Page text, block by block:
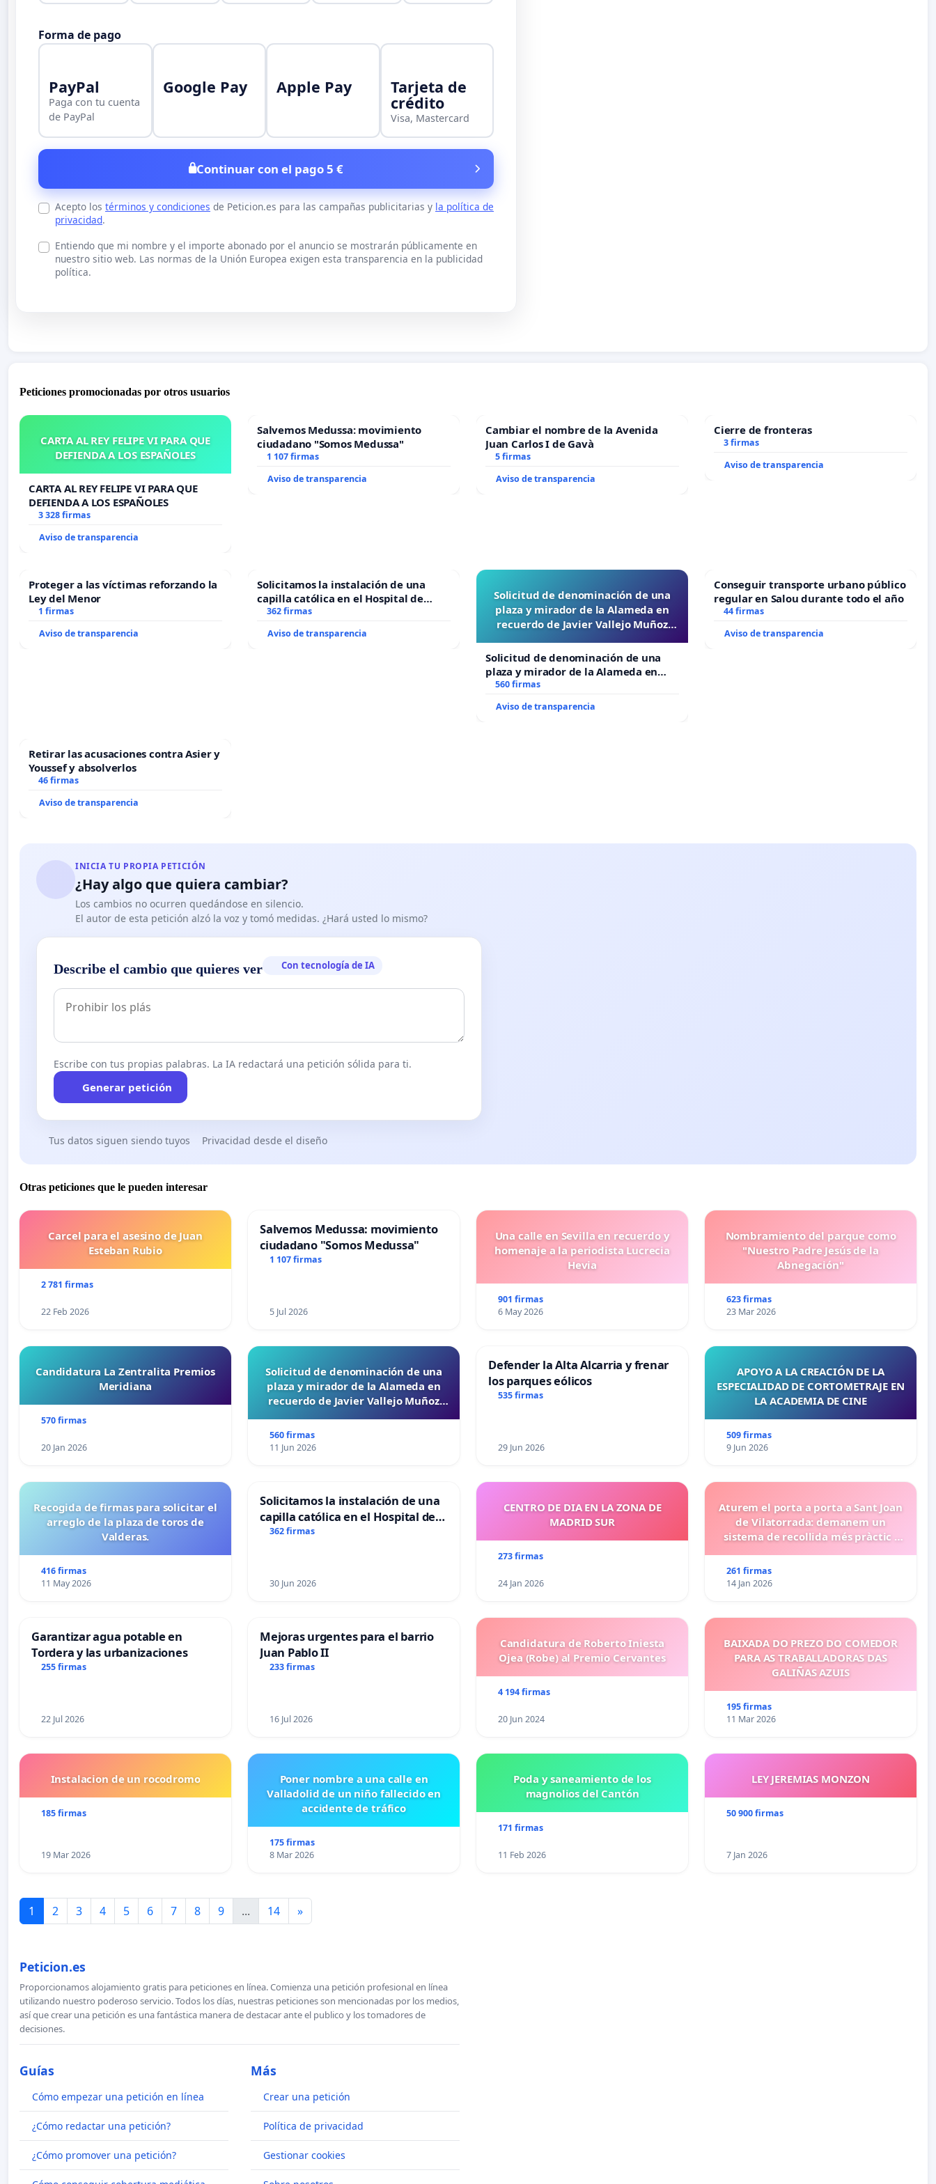
Forma de pago
PayPal
Paga con tu cuenta
de PayPal
Google Pay Apple Pay Tarjeta de
crédito
Visa, Mastercard
Continuar con el pago 5 €
Acepto los términos y condiciones de Peticion.es para las campañas publicitarias y la política de
privacidad.
Entiendo que mi nombre y el importe abonado por el anuncio se mostrarán públicamente en
nuestro sitio web. Las normas de la Unión Europea exigen esta transparencia en la publicidad
política.
Peticiones promocionadas por otros usuarios
CARTA AL REY FELIPE VI PARA QUE
DEFIENDA A LOS ESPAÑOLES
CARTA AL REY FELIPE VI PARA QUE
DEFIENDA A LOS ESPAÑOLES
3 328 firmas
Aviso de transparencia
Salvemos Medussa: movimiento
ciudadano "Somos Medussa"
1 107 firmas
Aviso de transparencia
Cambiar el nombre de la Avenida
Juan Carlos I de Gavà
5 firmas
Aviso de transparencia
Cierre de fronteras
3 firmas
Aviso de transparencia
Proteger a las víctimas reforzando la
Ley del Menor
1 firmas
Aviso de transparencia
Solicitamos la instalación de una
capilla católica en el Hospital de
Alcañiz
362 firmas
Aviso de transparencia
Solicitud de denominación de una
plaza y mirador de la Alameda en
recuerdo de Javier Vallejo Muñoz
Solicitud de denominación de una
plaza y mirador de la Alameda en
recuerdo de Javier Vallejo Muñoz
560 firmas
Aviso de transparencia
Conseguir transporte urbano público
regular en Salou durante todo el año
44 firmas
Aviso de transparencia
Retirar las acusaciones contra Asier y
Youssef y absolverlos
46 firmas
Aviso de transparencia
INICIA TU PROPIA PETICIÓN
¿Hay algo que quiera cambiar?
Los cambios no ocurren quedándose en silencio.
El autor de esta petición alzó la voz y tomó medidas. ¿Hará usted lo mismo?
Describe el cambio que quieres ver Con tecnología de IA
Escribe con tus propias palabras. La IA redactará una petición sólida para ti.
Generar petición
Tus datos siguen siendo tuyos Privacidad desde el diseño
Otras peticiones que le pueden interesar
Carcel para el asesino de Juan
Esteban Rubio
2 781 firmas
22 Feb 2026
Salvemos Medussa: movimiento
ciudadano "Somos Medussa"
1 107 firmas
5 Jul 2026
Una calle en Sevilla en recuerdo y
homenaje a la periodista Lucrecia
Hevia
901 firmas
6 May 2026
Nombramiento del parque como
"Nuestro Padre Jesús de la
Abnegación"
623 firmas
23 Mar 2026
Candidatura La Zentralita Premios
Meridiana
570 firmas
20 Jan 2026
Solicitud de denominación de una
plaza y mirador de la Alameda en
recuerdo de Javier Vallejo Muñoz
560 firmas
11 Jun 2026
Defender la Alta Alcarria y frenar
los parques eólicos
535 firmas
29 Jun 2026
APOYO A LA CREACIÓN DE LA
ESPECIALIDAD DE CORTOMETRAJE EN
LA ACADEMIA DE CINE
509 firmas
9 Jun 2026
Recogida de firmas para solicitar el
arreglo de la plaza de toros de
Valderas.
416 firmas
11 May 2026
Solicitamos la instalación de una
capilla católica en el Hospital de
Alcañiz
362 firmas
30 Jun 2026
CENTRO DE DIA EN LA ZONA DE
MADRID SUR
273 firmas
24 Jan 2026
Aturem el porta a porta a Sant Joan
de Vilatorrada: demanem un
sistema de recollida més pràctic i
261 firmas
14 Jan 2026
Garantizar agua potable en
Tordera y las urbanizaciones
255 firmas
22 Jul 2026
Mejoras urgentes para el barrio
Juan Pablo II
233 firmas
16 Jul 2026
Candidatura de Roberto Iniesta
Ojea (Robe) al Premio Cervantes
4 194 firmas
20 Jun 2024
BAIXADA DO PREZO DO COMEDOR
PARA AS TRABALLADORAS DAS
GALIÑAS AZUIS
195 firmas
11 Mar 2026
Instalacion de un rocodromo
185 firmas
19 Mar 2026
Poner nombre a una calle en
Valladolid de un niño fallecido en
accidente de tráfico
175 firmas
8 Mar 2026
Poda y saneamiento de los
magnolios del Cantón
171 firmas
11 Feb 2026
LEY JEREMIAS MONZON
50 900 firmas
7 Jan 2026
1 2 3 4 5 6 7 8 9 ... 14 »
Peticion.es
Proporcionamos alojamiento gratis para peticiones en línea. Comienza una petición profesional en línea
utilizando nuestro poderoso servicio. Todos los días, nuestras peticiones son mencionadas por los medios,
así que crear una petición es una fantástica manera de destacar ante el publico y los tomadores de
decisiones.
Guías
Cómo empezar una petición en línea
¿Cómo redactar una petición?
¿Cómo promover una petición?
Más
Crear una petición
Política de privacidad
Gestionar cookies